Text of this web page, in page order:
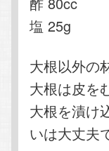
塩 25g
大根以外の
大根は皮を
大根を漬け
いは大丈夫